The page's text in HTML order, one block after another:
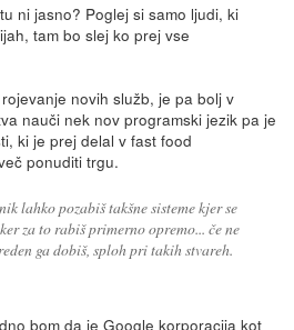
ni jasno? Poglej si samo ljudi, ki
tam bo slej ko prej vse
novih služb, je pa bolj v
nauči nek nov programski jezik pa je
ki je prej delal v fast food
ponuditi trgu.
lahko pozabiš takšne sisteme kjer se
za to rabiš primerno opremo... če ne
ga dobiš, sploh pri takih stvareh.
bom da je Google korporacija kot